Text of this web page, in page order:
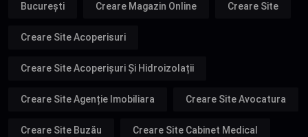
București Creare Magazin Online Creare Site
Creare Site Acoperisuri
Creare Site Acoperișuri Și Hidroizolații
Creare Site Agenție Imobiliara Creare Site Avocatura
Creare Site Buzău Creare Site Cabinet Medical